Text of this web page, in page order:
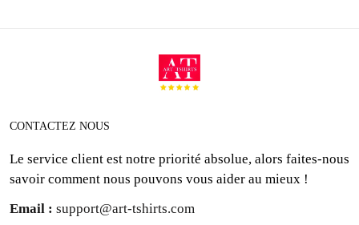
CONTACTEZ NOUS
Le service client est notre priorité absolue, alors faites-nous
savoir comment nous pouvons vous aider au mieux !
Email : support@art-tshirts.com